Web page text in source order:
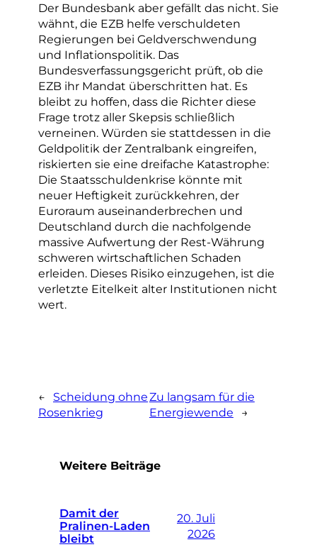
Der Bundesbank aber gefällt das nicht. Sie
wähnt, die EZB helfe verschuldeten
Regierungen bei Geldverschwendung
und Inflationspolitik. Das
Bundesverfassungsgericht prüft, ob die
EZB ihr Mandat überschritten hat. Es
bleibt zu hoffen, dass die Richter diese
Frage trotz aller Skepsis schließlich
verneinen. Würden sie stattdessen in die
Geldpolitik der Zentralbank eingreifen,
riskierten sie eine dreifache Katastrophe:
Die Staatsschuldenkrise könnte mit
neuer Heftigkeit zurückkehren, der
Euroraum auseinanderbrechen und
Deutschland durch die nachfolgende
massive Aufwertung der Rest-Währung
schweren wirtschaftlichen Schaden
erleiden. Dieses Risiko einzugehen, ist die
verletzte Eitelkeit alter Institutionen nicht
wert.
←
Scheidung ohne
Rosenkrieg
Zu langsam für die
Energiewende
→
Weitere Beiträge
Damit der
Pralinen-Laden
bleibt
20. Juli
2026